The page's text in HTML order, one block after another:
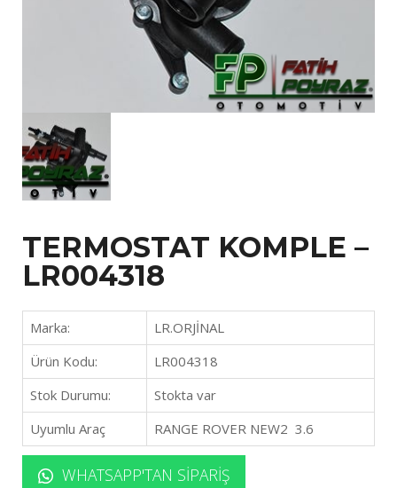
TERMOSTAT KOMPLE –
LR004318
Marka:
LR.ORJİNAL
Ürün Kodu:
LR004318
Stok Durumu:
Stokta var
Uyumlu Araç
RANGE ROVER NEW2 3.6
WHATSAPP'TAN SIPARIŞ